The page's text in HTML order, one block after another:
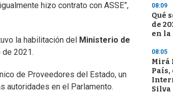
hizo contrato con ASSE”,
la habilitación del
Ministerio de
de 2021.
de Proveedores del Estado, un
autoridades en el Parlamento.
08:09
Qué
de
en
08:05
Mirá
País,
Silva